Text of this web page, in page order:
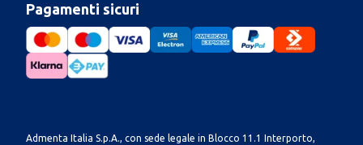
Pagamenti sicuri
Admenta Italia S.p.A., con sede legale in Blocco 11.1 Interporto,